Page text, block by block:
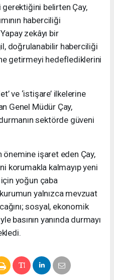
belirten Çay,
haberciliği
zekâyı bir
doğrulanabilir haberciliği
getirmeyi hedeflediklerini
ve ‘istişare’ ilkelerine
Genel Müdür Çay,
sektörde güveni
işaret eden Çay,
korumakla kalmayıp yeni
yoğun çaba
yalnızca mevzuat
sosyal, ekonomik
basının yanında durmayı